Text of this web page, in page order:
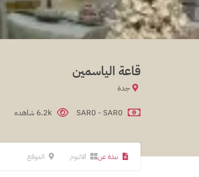
قاعة الياسمين
جدة
SAR0 - SAR0 6.2k شاهده
نبذة عن الالبوم الموقع